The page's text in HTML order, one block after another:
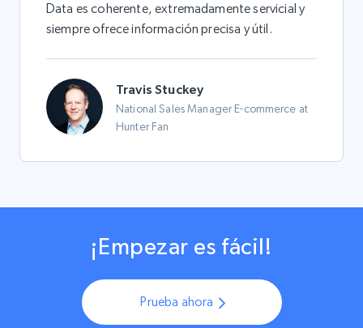
Data es coherente, extremadamente servicial y
siempre ofrece información precisa y útil.
Travis Stuckey
National Sales Manager E-commerce at
Hunter Fan
¡Empezar es fácil!
Prueba ahora